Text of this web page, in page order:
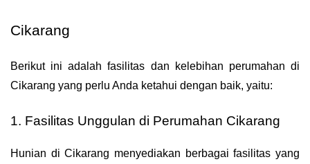
Cikarang
Berikut ini adalah fasilitas dan kelebihan perumahan di
Cikarang yang perlu Anda ketahui dengan baik, yaitu:
1. Fasilitas Unggulan di Perumahan Cikarang
Hunian di Cikarang menyediakan berbagai fasilitas yang